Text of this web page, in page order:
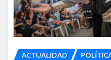
ACTUALIDAD